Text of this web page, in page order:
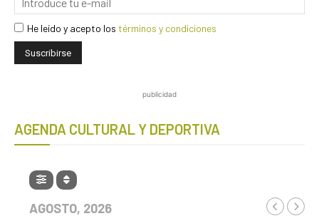
He leído y acepto los términos y condiciones
publicidad
AGENDA CULTURAL Y DEPORTIVA
AGOSTO, 2026